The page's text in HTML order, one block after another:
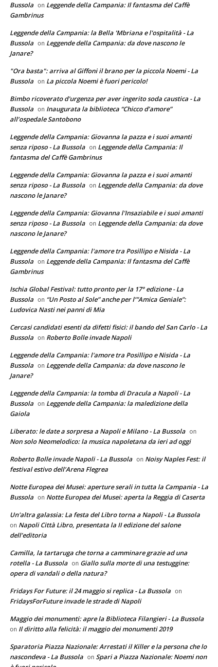
Bussola on Leggende della Campania: Il fantasma del Caffè
Gambrinus
Leggende della Campania: la Bella 'Mbriana e l'ospitalità - La
Bussola on Leggende della Campania: da dove nascono le
Janare?
"Ora basta": arriva al Giffoni il brano per la piccola Noemi - La
Bussola on La piccola Noemi è fuori pericolo!
Bimbo ricoverato d'urgenza per aver ingerito soda caustica - La
Bussola on Inaugurata la biblioteca “Chicco d’amore”
all’ospedale Santobono
Leggende della Campania: Giovanna la pazza e i suoi amanti
senza riposo - La Bussola on Leggende della Campania: Il
fantasma del Caffè Gambrinus
Leggende della Campania: Giovanna la pazza e i suoi amanti
senza riposo - La Bussola on Leggende della Campania: da dove
nascono le Janare?
Leggende della Campania: Giovanna l'Insaziabile e i suoi amanti
senza riposo - La Bussola on Leggende della Campania: da dove
nascono le Janare?
Leggende della Campania: l'amore tra Posillipo e Nisida - La
Bussola on Leggende della Campania: Il fantasma del Caffè
Gambrinus
Ischia Global Festival: tutto pronto per la 17° edizione - La
Bussola on “Un Posto al Sole” anche per l’”Amica Geniale”:
Ludovica Nasti nei panni di Mia
Cercasi candidati esenti da difetti fisici: il bando del San Carlo - La
Bussola on Roberto Bolle invade Napoli
Leggende della Campania: l'amore tra Posillipo e Nisida - La
Bussola on Leggende della Campania: da dove nascono le
Janare?
Leggende della Campania: la tomba di Dracula a Napoli - La
Bussola on Leggende della Campania: la maledizione della
Gaiola
Liberato: le date a sorpresa a Napoli e Milano - La Bussola on
Non solo Neomelodico: la musica napoletana da ieri ad oggi
Roberto Bolle invade Napoli - La Bussola on Noisy Naples Fest: il
festival estivo dell’Arena Flegrea
Notte Europea dei Musei: aperture serali in tutta la Campania - La
Bussola on Notte Europea dei Musei: aperta la Reggia di Caserta
Un'altra galassia: La festa del Libro torna a Napoli - La Bussola
on Napoli Città Libro, presentata la II edizione del salone
dell’editoria
Camilla, la tartaruga che torna a camminare grazie ad una
rotella - La Bussola on Giallo sulla morte di una testuggine:
opera di vandali o della natura?
Fridays For Future: il 24 maggio si replica - La Bussola on
FridaysForFuture invade le strade di Napoli
Maggio dei monumenti: apre la Biblioteca Filangieri - La Bussola
on Il diritto alla felicità: il maggio dei monumenti 2019
Sparatoria Piazza Nazionale: Arrestati il Killer e la persona che lo
nascondeva - La Bussola on Spari a Piazza Nazionale: Noemi non